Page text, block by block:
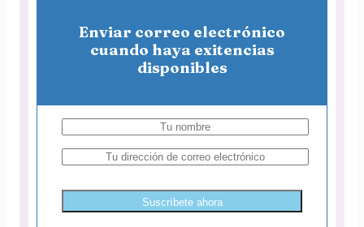
Enviar correo electrónico
cuando haya exitencias
disponibles
Suscríbete ahora